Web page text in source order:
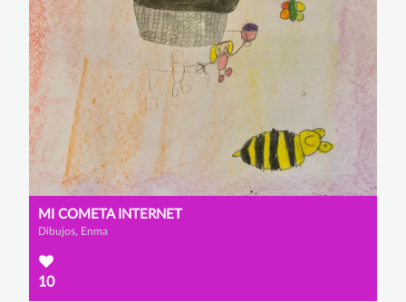
MI COMETA INTERNET
Dibujos, Enma
10